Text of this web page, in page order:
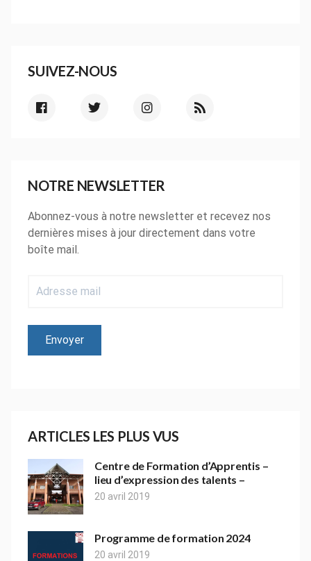
SUIVEZ-NOUS
NOTRE NEWSLETTER
Abonnez-vous à notre newsletter et recevez nos
dernières mises à jour directement dans votre
boîte mail.
ARTICLES LES PLUS VUS
Centre de Formation d’Apprentis –
lieu d’expression des talents –
20 avril 2019
Programme de formation 2024
20 avril 2019